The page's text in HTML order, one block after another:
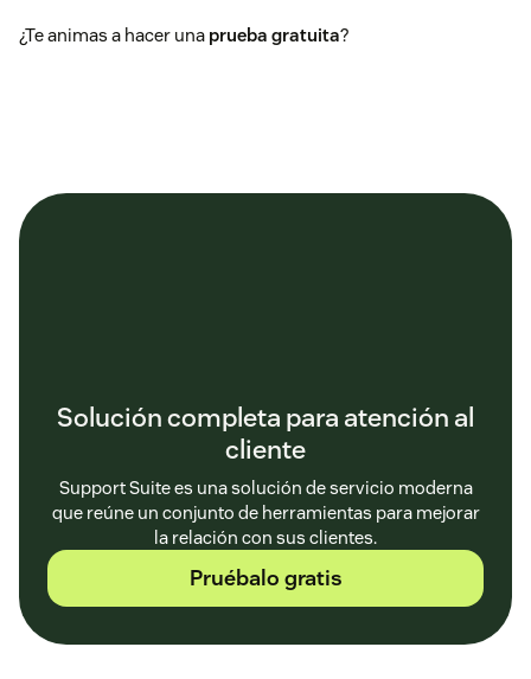
¿Te animas a hacer una prueba gratuita?
Solución completa para atención al
cliente
Support Suite es una solución de servicio moderna
que reúne un conjunto de herramientas para mejorar
la relación con sus clientes.
Pruébalo gratis